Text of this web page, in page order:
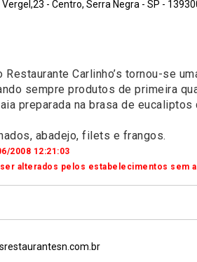
- Centro, Serra Negra - SP -
Restaurante Carlinho’s tornou-se
sempre produtos de primeira
preparada na brasa de
abadejo, filets e frangos.
2008 12:21:03
alterados pelos estabelecimentos sem